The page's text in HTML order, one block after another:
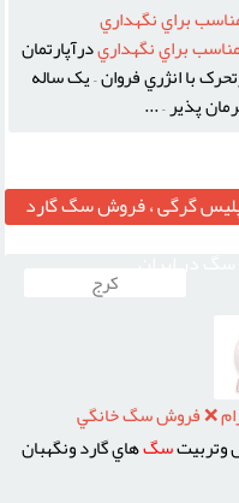
براي نگهداري
مناسببراينگهداريدرآپارتمان
با انژري فروان – يک ساله
پذير – ...
گرگی ، فروش سگ گارد
سگ خانگی تربیت شده ،
کرج
❌ فروش سگ خانگي
وتربيتسگهاي گارد ونگهبان